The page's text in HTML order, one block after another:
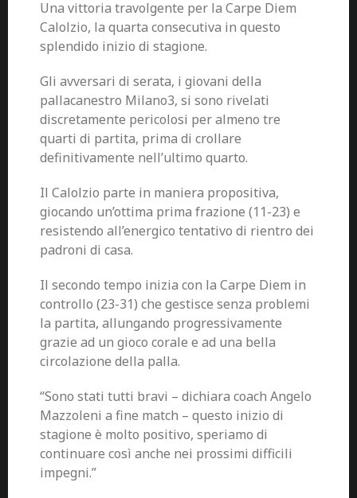
Una vittoria travolgente per la Carpe Diem
Calolzio, la quarta consecutiva in questo
splendido inizio di stagione.
Gli avversari di serata, i giovani della
pallacanestro Milano3, si sono rivelati
discretamente pericolosi per almeno tre
quarti di partita, prima di crollare
definitivamente nell’ultimo quarto.
Il Calolzio parte in maniera propositiva,
giocando un’ottima prima frazione (11-23) e
resistendo all’energico tentativo di rientro dei
padroni di casa.
Il secondo tempo inizia con la Carpe Diem in
controllo (23-31) che gestisce senza problemi
la partita, allungando progressivamente
grazie ad un gioco corale e ad una bella
circolazione della palla.
“Sono stati tutti bravi – dichiara coach Angelo
Mazzoleni a fine match – questo inizio di
stagione è molto positivo, speriamo di
continuare così anche nei prossimi difficili
impegni.”